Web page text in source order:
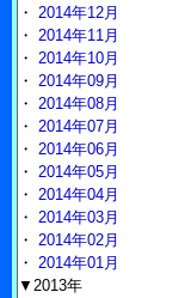
・ 2014年12月
・ 2014年11月
・ 2014年10月
・ 2014年09月
・ 2014年08月
・ 2014年07月
・ 2014年06月
・ 2014年05月
・ 2014年04月
・ 2014年03月
・ 2014年02月
・ 2014年01月
▼2013年